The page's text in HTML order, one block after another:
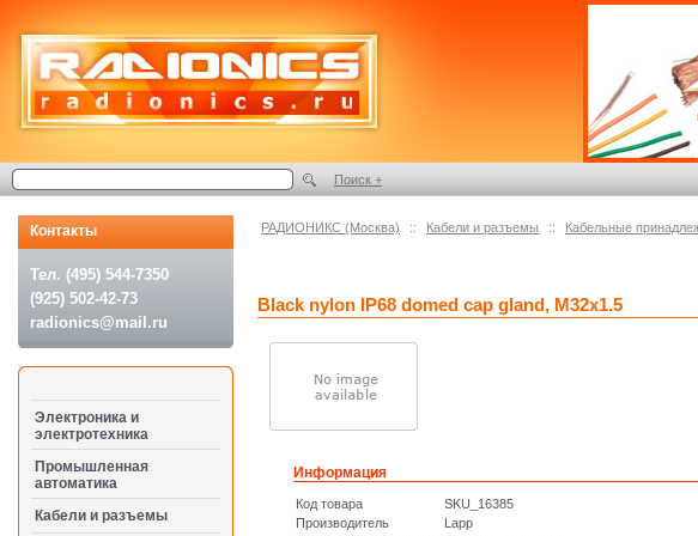
РАДИОНИКС (Москва) :: Кабели и разъемы :: Кабельные
Black nylon IP68 domed cap gland, M32x1.5
Информация
Код товара
SKU_16385
Производитель
Lapp
Контакты
Тел. (495) 544-7350
(925) 502-42-73
radionics@mail.ru
Электроника и
электротехника
Промышленная
автоматика
Кабели и разъемы
Поиск +